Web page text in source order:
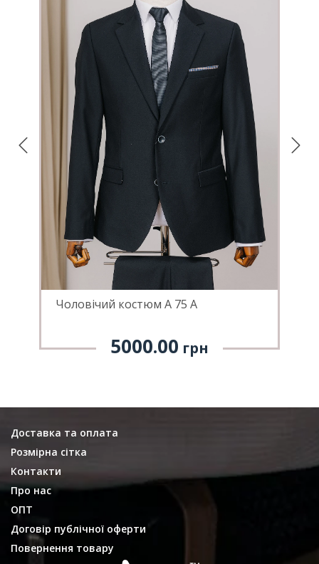
Чоловічий костюм А 75 А
5000.00 грн
Доставка та оплата
Розмірна сітка
Контакти
Про нас
ОПТ
Договір публічної оферти
Повернення товару